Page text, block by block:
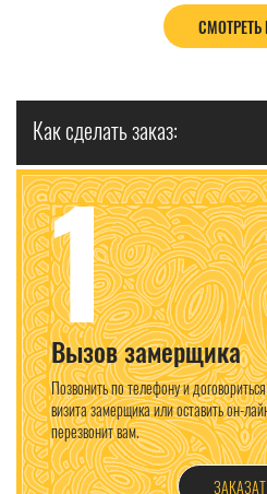
СМОТРЕТЬ
Как сделать заказ:
1
Вызов замерщика
Позвонить по телефону и
визита замерщика или оставить он-
перезвонит вам.